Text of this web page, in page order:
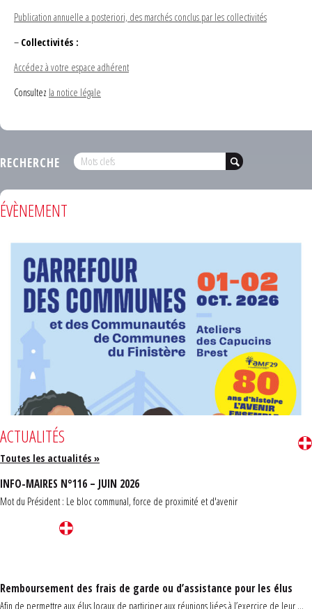
Publication annuelle a posteriori, des marchés conclus par les collectivités
– Collectivités :
Accédez à votre espace adhérent
Consultez la notice légale
RECHERCHE
ÉVÈNEMENT
ACTUALITÉS
Toutes les actualités »
INFO-MAIRES N°116 – JUIN 2026
Mot du Président : Le bloc communal, force de proximité et d'avenir
Remboursement des frais de garde ou d’assistance pour les élus
Afin de permettre aux élus locaux de participer aux réunions liées à l’exercice de leur ...